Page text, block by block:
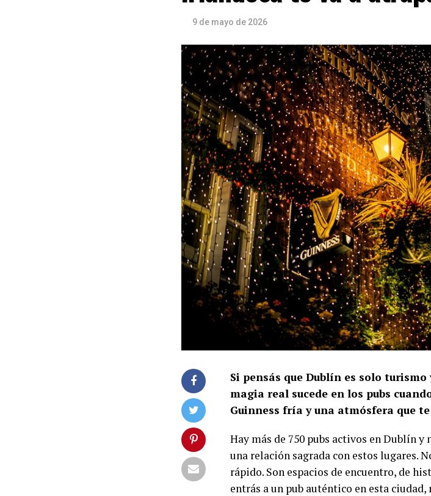
9 de mayo de 2026
Si pensás que Dublín es solo
magia real sucede en los pubs
Guinness fría y una atmósfera que
Hay más de 750 pubs activos en Dublín
una relación sagrada con estos lugares.
rápido. Son espacios de encuentro, de
entrás a un pub auténtico en esta